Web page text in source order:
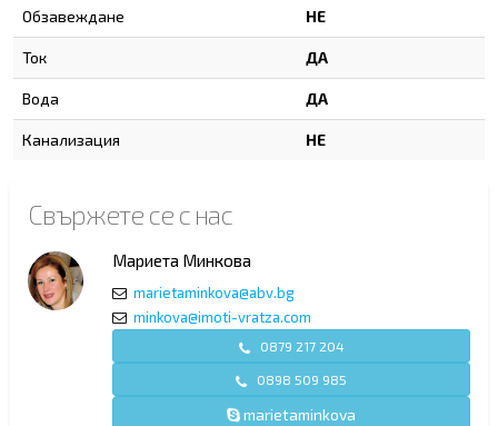
Обзавеждане НЕ
Ток ДА
Вода ДА
Канализация НЕ
Свържете се с нас
Мариета Минкова
marietaminkova@abv.bg
minkova@imoti-vratza.com
0879 217 204
0898 509 985
marietaminkova